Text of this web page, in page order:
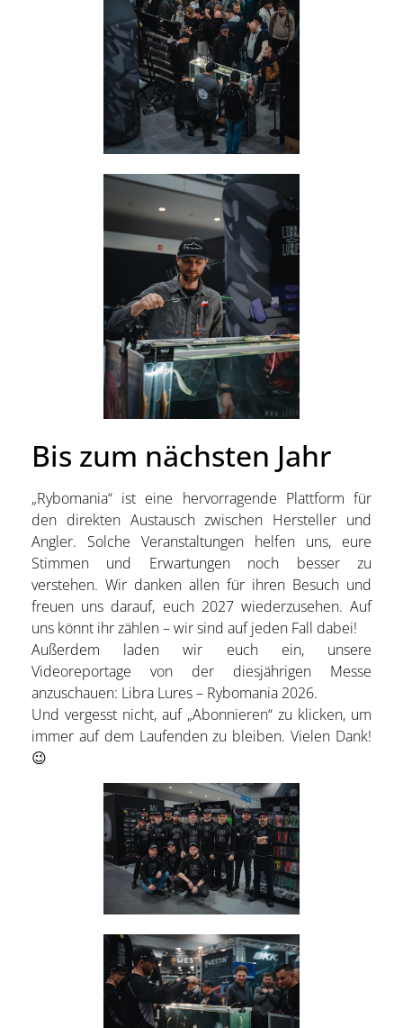
Bis zum nächsten Jahr
„Rybomania“ ist eine hervorragende Plattform für
den direkten Austausch zwischen Hersteller und
Angler. Solche Veranstaltungen helfen uns, eure
Stimmen und Erwartungen noch besser zu
verstehen. Wir danken allen für ihren Besuch und
freuen uns darauf, euch 2027 wiederzusehen. Auf
uns könnt ihr zählen – wir sind auf jeden Fall dabei!
Außerdem laden wir euch ein, unsere
Videoreportage von der diesjährigen Messe
anzuschauen: Libra Lures – Rybomania 2026.
Und vergesst nicht, auf „Abonnieren“ zu klicken, um
immer auf dem Laufenden zu bleiben. Vielen Dank!
😉